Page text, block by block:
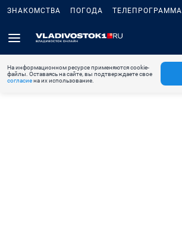
ЗНАКОМСТВА ПОГОДА ТЕЛЕПРОГРАММА
На информационном ресурсе применяются cookie-
файлы. Оставаясь на сайте, вы подтверждаете свое
согласиена их использование.